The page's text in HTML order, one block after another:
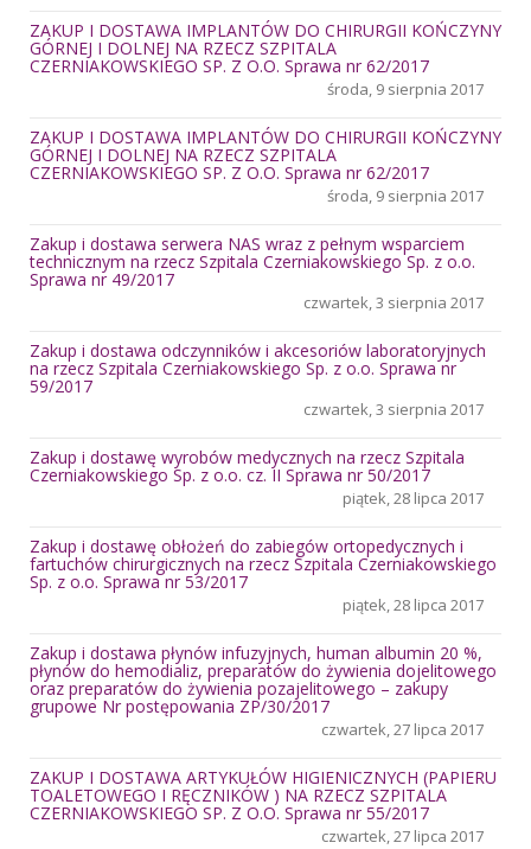
ZAKUP I DOSTAWA IMPLANTÓW DO CHIRURGII KOŃCZYNY
GÓRNEJ I DOLNEJ NA RZECZ SZPITALA
CZERNIAKOWSKIEGO SP. Z O.O. Sprawa nr 62/2017
środa, 9 sierpnia 2017
ZAKUP I DOSTAWA IMPLANTÓW DO CHIRURGII KOŃCZYNY
GÓRNEJ I DOLNEJ NA RZECZ SZPITALA
CZERNIAKOWSKIEGO SP. Z O.O. Sprawa nr 62/2017
środa, 9 sierpnia 2017
Zakup i dostawa serwera NAS wraz z pełnym wsparciem
technicznym na rzecz Szpitala Czerniakowskiego Sp. z o.o.
Sprawa nr 49/2017
czwartek, 3 sierpnia 2017
Zakup i dostawa odczynników i akcesoriów laboratoryjnych
na rzecz Szpitala Czerniakowskiego Sp. z o.o. Sprawa nr
59/2017
czwartek, 3 sierpnia 2017
Zakup i dostawę wyrobów medycznych na rzecz Szpitala
Czerniakowskiego Sp. z o.o. cz. II Sprawa nr 50/2017
piątek, 28 lipca 2017
Zakup i dostawę obłożeń do zabiegów ortopedycznych i
fartuchów chirurgicznych na rzecz Szpitala Czerniakowskiego
Sp. z o.o. Sprawa nr 53/2017
piątek, 28 lipca 2017
Zakup i dostawa płynów infuzyjnych, human albumin 20 %,
płynów do hemodializ, preparatów do żywienia dojelitowego
oraz preparatów do żywienia pozajelitowego – zakupy
grupowe Nr postępowania ZP/30/2017
czwartek, 27 lipca 2017
ZAKUP I DOSTAWA ARTYKUŁÓW HIGIENICZNYCH (PAPIERU
TOALETOWEGO I RĘCZNIKÓW ) NA RZECZ SZPITALA
CZERNIAKOWSKIEGO SP. Z O.O. Sprawa nr 55/2017
czwartek, 27 lipca 2017